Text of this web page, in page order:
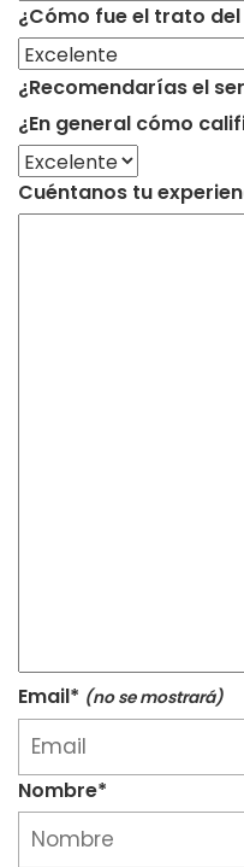
¿Cómo fue el trato
¿Recomendarías el
¿En general cómo
Cuéntanos tu
Email* (no se mostrará)
Nombre*